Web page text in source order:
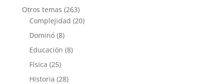
Otros temas (263)
Complejidad (20)
Dominó(8)
Educación (8)
Física (25)
Historia (28)